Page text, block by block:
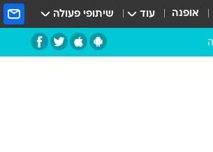
אופנה עוד שיתופי פעולה